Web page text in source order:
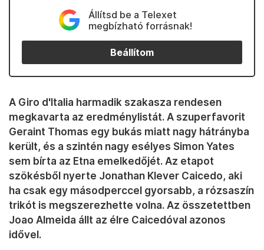
Állítsd be a Telexet
megbízható forrásnak!
Beállítom
A Giro d'Italia harmadik szakasza rendesen
megkavarta az eredménylistát. A szuperfavorit
Geraint Thomas egy bukás miatt nagy hátrányba
került, és a szintén nagy esélyes Simon Yates
sem bírta az Etna emelkedőjét. Az etapot
szökésből nyerte Jonathan Klever Caicedo, aki
ha csak egy másodperccel gyorsabb, a rózsaszín
trikót is megszerezhette volna. Az összetettben
Joao Almeida állt az élre Caicedóval azonos
idővel.